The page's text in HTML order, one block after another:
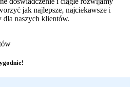
jak najlepsze, najciekawsze i
dla naszych klientów.